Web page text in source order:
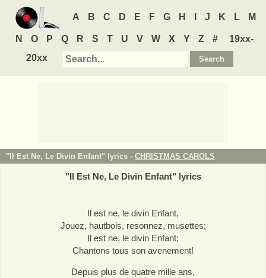
A B C D E F G H J K L M
N O P Q R S T U V W X Y Z #
19xx-
20xx
"Il Est Ne, Le Divin Enfant" lyrics - CHRISTMAS CAROLS
"Il Est Ne, Le Divin Enfant" lyrics
Il est ne, le divin Enfant,
Jouez, hautbois, resonnez, musettes;
Il est ne, le divin Enfant;
Chantons tous son avenement!
Depuis plus de quatre mille ans,